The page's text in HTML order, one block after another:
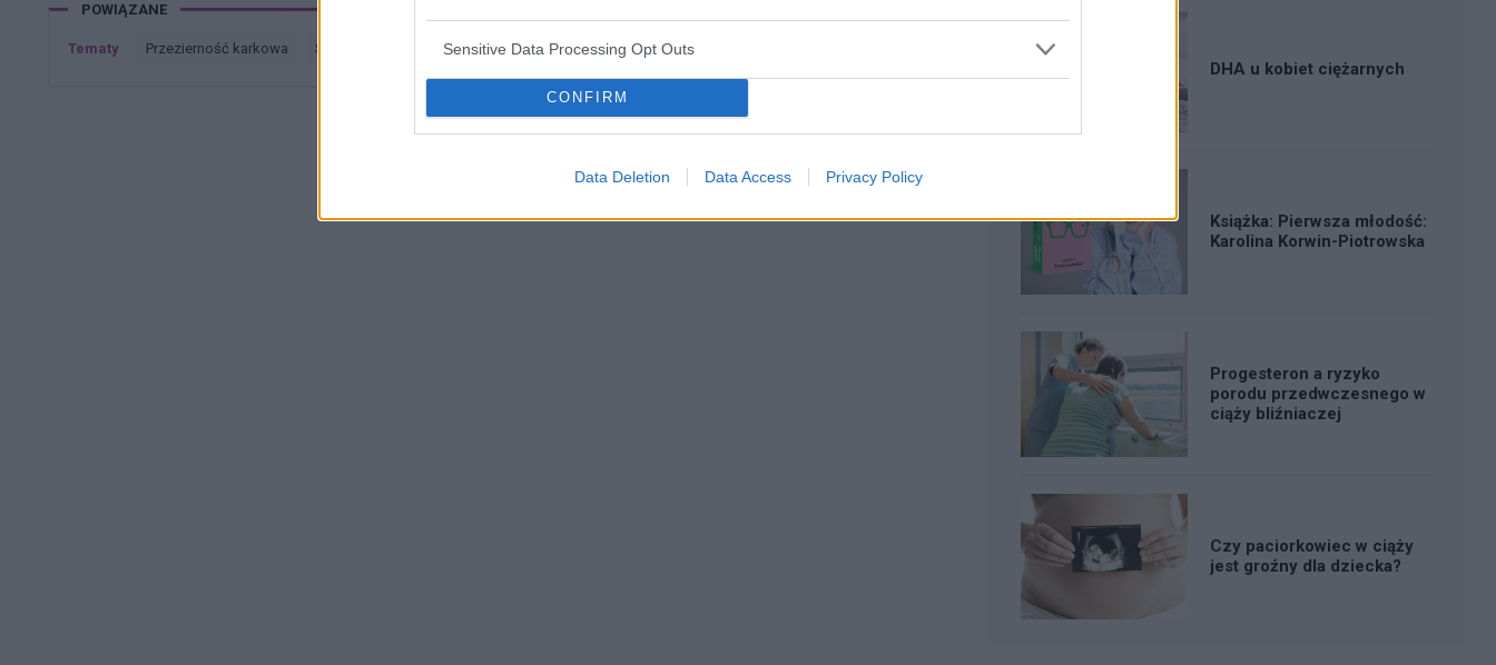
Sensitive Data Processing Opt Outs
CONFIRM
Data Deletion Data Access Privacy Policy
POWIĄZANE
Tematy przezierność karkowa embolizacja mięśniaków macicy ropień gruczołu bartholina
DHA u kobiet ciężarnych
Książka: Pierwsza młodość:
Karolina Korwin-Piotrowska
Progesteron a ryzyko
porodu przedwczesnego w
ciąży bliźniaczej
Czy paciorkowiec w ciąży
jest groźny dla dziecka?